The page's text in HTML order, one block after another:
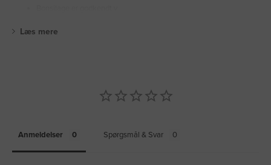
Læs mere
Anmeldelser Spørgsmål & Svar